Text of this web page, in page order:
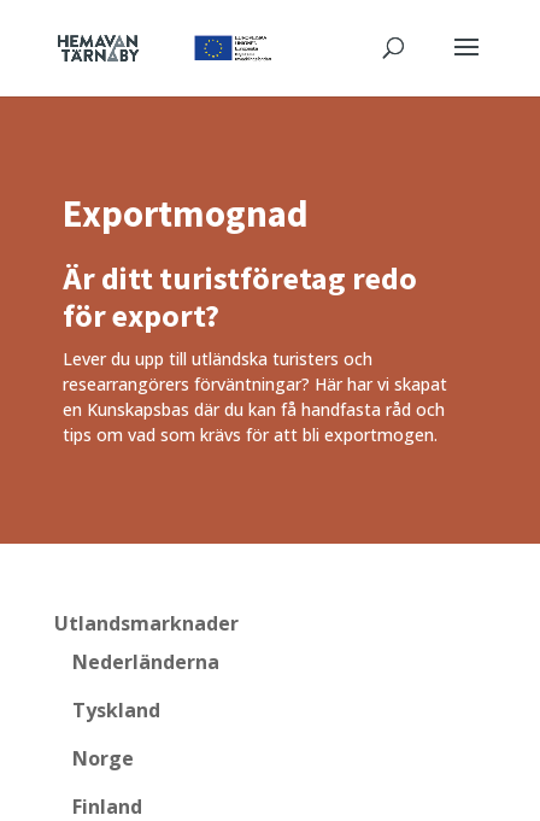
Exportmognad
Är ditt turistföretag redo
för export?
Lever du upp till utländska turisters och
researrangörers förväntningar? Här har vi skapat
en Kunskapsbas där du kan få handfasta råd och
tips om vad som krävs för att bli exportmogen.
Utlandsmarknader
Nederländerna
Tyskland
Norge
Finland